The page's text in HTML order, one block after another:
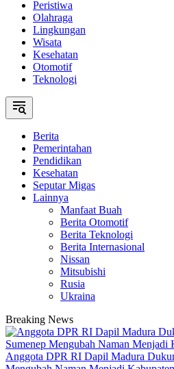
Peristiwa
Olahraga
Lingkungan
Wisata
Kesehatan
Otomotif
Teknologi
Berita
Pemerintahan
Pendidikan
Kesehatan
Seputar Migas
Lainnya
Manfaat Buah
Berita Otomotif
Berita Teknologi
Berita Internasional
Nissan
Mitsubishi
Rusia
Ukraina
Breaking News
Anggota DPR RI Dapil Madura